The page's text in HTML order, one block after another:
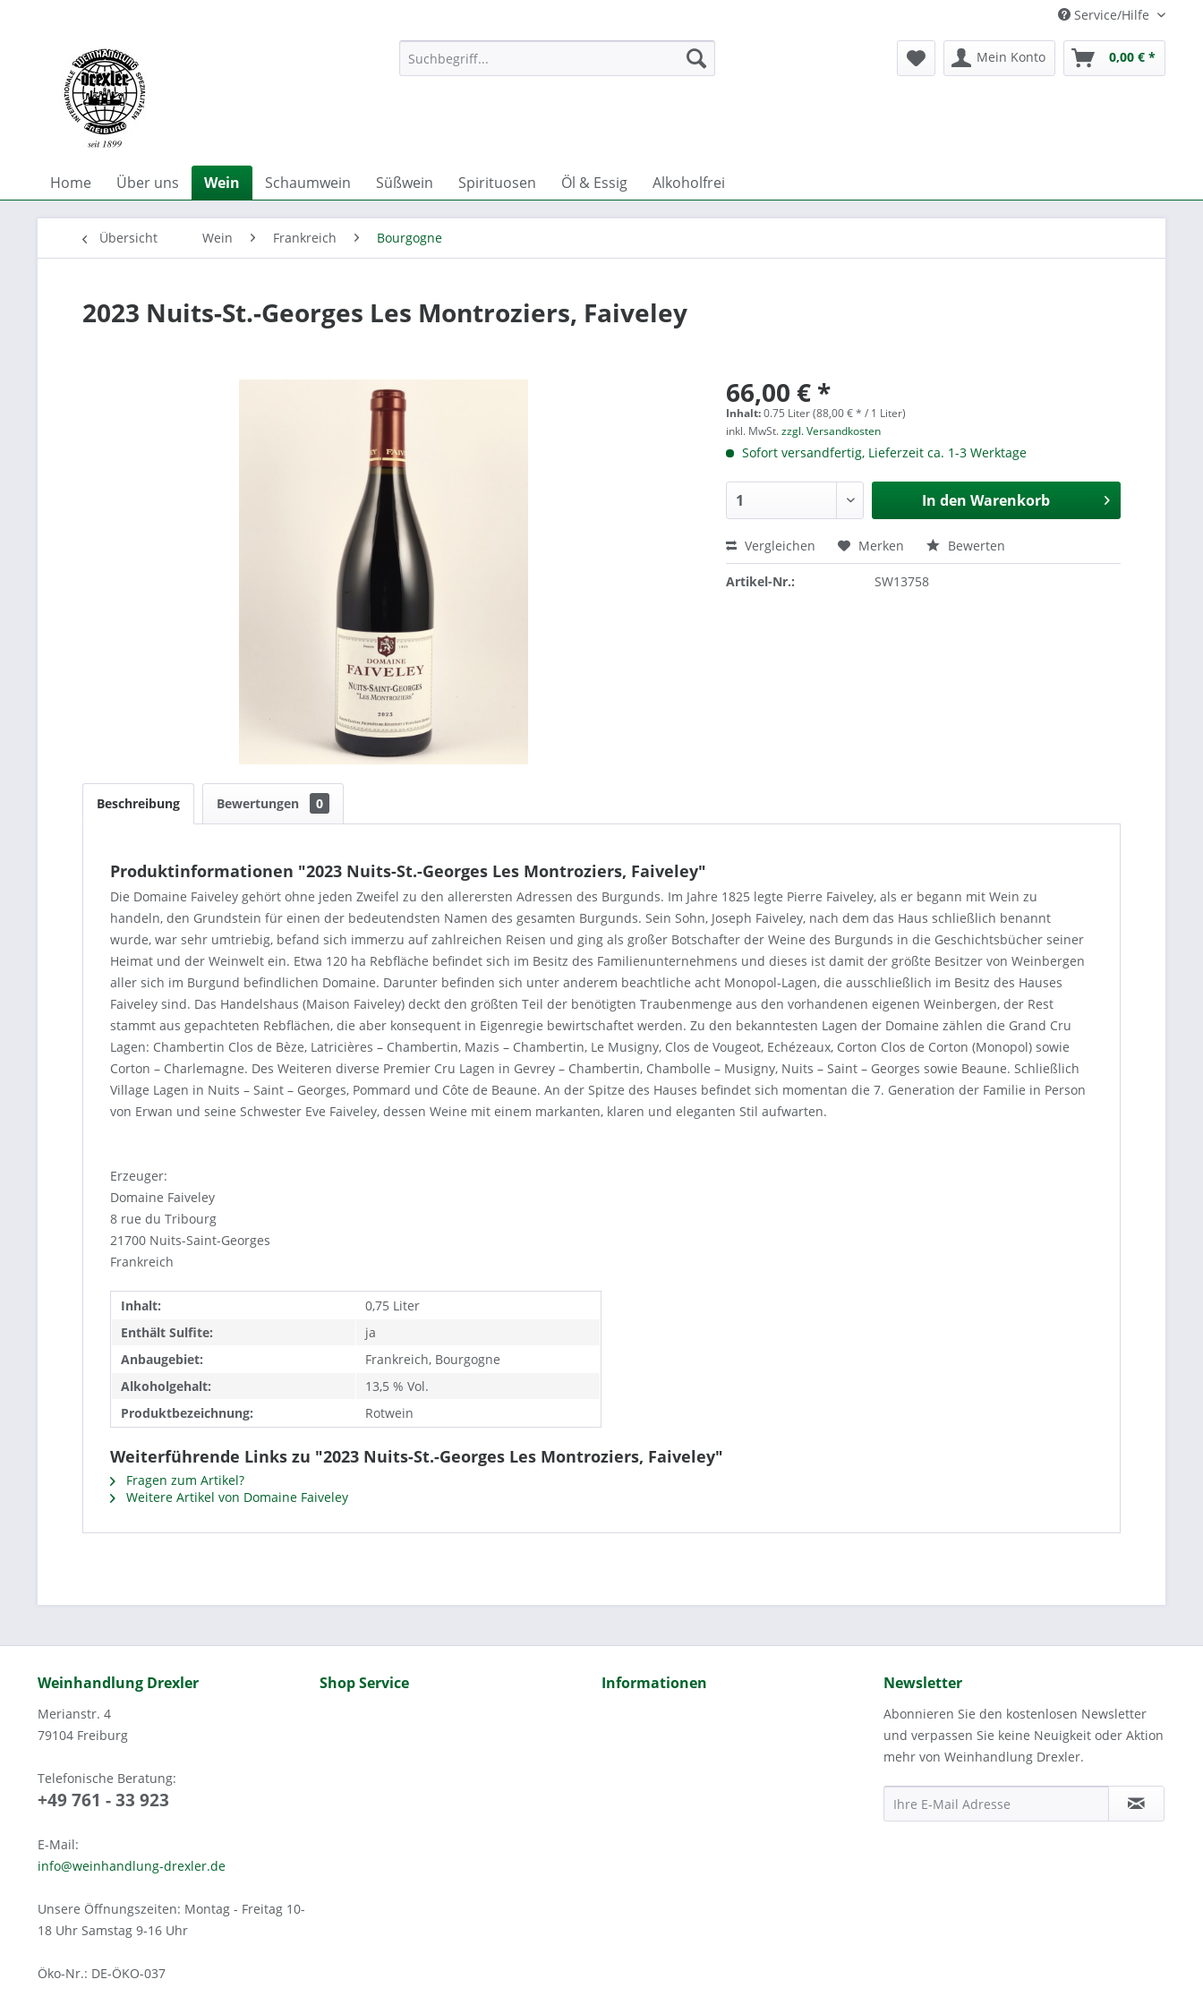
Service/Hilfe
Mein Konto 0,00 € *
Home Über uns Wein Schaumwein Süßwein Spirituosen Öl & Essig Alkoholfrei
Übersicht Wein Frankreich Bourgogne
2023 Nuits-St.-Georges Les Montroziers, Faiveley
66,00 € *
Inhalt:0.75 Liter (88,00 € * / 1 Liter)
inkl. MwSt.zzgl. Versandkosten
Sofort versandfertig, Lieferzeit ca. 1-3 Werktage
In den Warenkorb
Vergleichen Merken Bewerten
Artikel-Nr.: SW13758
Beschreibung Bewertungen 0
Produktinformationen "2023 Nuits-St.-Georges Les Montroziers, Faiveley"
Die Domaine Faiveley gehört ohne jeden Zweifel zu den allerersten Adressen des Burgunds. Im Jahre 1825 legte Pierre Faiveley, als er begann mit Wein zu
handeln, den Grundstein für einen der bedeutendsten Namen des gesamten Burgunds. Sein Sohn, Joseph Faiveley, nach dem das Haus schließlich benannt
wurde, war sehr umtriebig, befand sich immerzu auf zahlreichen Reisen und ging als großer Botschafter der Weine des Burgunds in die Geschichtsbücher seiner
Heimat und der Weinwelt ein. Etwa 120 ha Rebfläche befindet sich im Besitz des Familienunternehmens und dieses ist damit der größte Besitzer von Weinbergen
aller sich im Burgund befindlichen Domaine. Darunter befinden sich unter anderem beachtliche acht Monopol-Lagen, die ausschließlich im Besitz des Hauses
Faiveley sind. Das Handelshaus (Maison Faiveley) deckt den größten Teil der benötigten Traubenmenge aus den vorhandenen eigenen Weinbergen, der Rest
stammt aus gepachteten Rebflächen, die aber konsequent in Eigenregie bewirtschaftet werden. Zu den bekanntesten Lagen der Domaine zählen die Grand Cru
Lagen: Chambertin Clos de Bèze, Latricières – Chambertin, Mazis – Chambertin, Le Musigny, Clos de Vougeot, Echézeaux, Corton Clos de Corton (Monopol) sowie
Corton – Charlemagne. Des Weiteren diverse Premier Cru Lagen in Gevrey – Chambertin, Chambolle – Musigny, Nuits – Saint – Georges sowie Beaune. Schließlich
Village Lagen in Nuits – Saint – Georges, Pommard und Côte de Beaune. An der Spitze des Hauses befindet sich momentan die 7. Generation der Familie in Person
von Erwan und seine Schwester Eve Faiveley, dessen Weine mit einem markanten, klaren und eleganten Stil aufwarten.
Erzeuger:
Domaine Faiveley
8 rue du Tribourg
21700 Nuits-Saint-Georges
Frankreich
Inhalt:
0,75 Liter
Enthält Sulfite:
ja
Anbaugebiet:
Frankreich, Bourgogne
Alkoholgehalt:
13,5 % Vol.
Produktbezeichnung:
Rotwein
Weiterführende Links zu "2023 Nuits-St.-Georges Les Montroziers, Faiveley"
Fragen zum Artikel?
Weitere Artikel von Domaine Faiveley
Weinhandlung Drexler
Merianstr. 4
79104 Freiburg
Telefonische Beratung:
+49 761 - 33 923
E-Mail:
info@weinhandlung-drexler.de
Unsere Öffnungszeiten: Montag - Freitag 10-
18 Uhr Samstag 9-16 Uhr
Öko-Nr.: DE-ÖKO-037
Shop Service Informationen Newsletter
Abonnieren Sie den kostenlosen Newsletter
und verpassen Sie keine Neuigkeit oder Aktion
mehr von Weinhandlung Drexler.